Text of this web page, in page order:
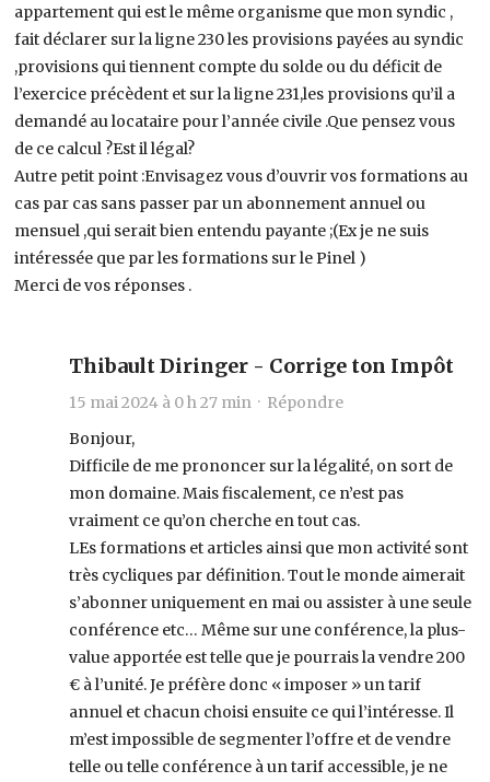
appartement qui est le même organisme que mon syndic ,
fait déclarer sur la ligne 230 les provisions payées au syndic
,provisions qui tiennent compte du solde ou du déficit de
l’exercice précèdent et sur la ligne 231,les provisions qu’il a
demandé au locataire pour l’année civile .Que pensez vous
de ce calcul ?Est il légal?
Autre petit point :Envisagez vous d’ouvrir vos formations au
cas par cas sans passer par un abonnement annuel ou
mensuel ,qui serait bien entendu payante ;(Ex je ne suis
intéressée que par les formations sur le Pinel )
Merci de vos réponses .
Thibault Diringer - Corrige ton Impôt
15 mai 2024 à 0 h 27 min · Répondre
Bonjour,
Difficile de me prononcer sur la légalité, on sort de
mon domaine. Mais fiscalement, ce n’est pas
vraiment ce qu’on cherche en tout cas.
LEs formations et articles ainsi que mon activité sont
très cycliques par définition. Tout le monde aimerait
s’abonner uniquement en mai ou assister à une seule
conférence etc… Même sur une conférence, la plus-
value apportée est telle que je pourrais la vendre 200
€ à l’unité. Je préfère donc « imposer » un tarif
annuel et chacun choisi ensuite ce qui l’intéresse. Il
m’est impossible de segmenter l’offre et de vendre
telle ou telle conférence à un tarif accessible, je ne